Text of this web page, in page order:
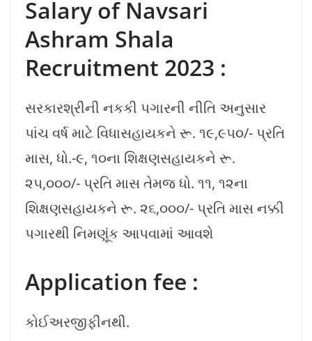
Salary of Navsari
Ashram Shala
Recruitment 2023 :
સરકારશ્રીની નકકી પગારની નીતિ અનુસાર
પાંચ વર્ષ માટે વિધાસહાયકને રૂ. ૧૯,૯૫૦/- પ્રતિ
માસ, ધો.-૯, ૧૦ના શિક્ષણસહાયકને રૂ.
૨૫,૦૦૦/- પ્રતિ માસ તેમજ ધો. ૧૧, ૧૨ના
શિક્ષણસહાયકને રૂ. ૨૬,૦૦૦/- પ્રતિ માસ નક્કી
પગારથી નિમણૂંક આપવામાં આવશે
Application fee :
કોઈઅરજીફીનથી.